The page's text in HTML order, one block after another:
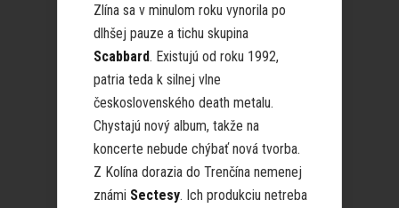
Zlína sa v minulom roku vynorila po
dlhšej pauze a tichu skupina
Scabbard. Existujú od roku 1992,
patria teda k silnej vlne
československého death metalu.
Chystajú nový album, takže na
koncerte nebude chýbať nová tvorba.
Z Kolína dorazia do Trenčína nemenej
známi Sectesy. Ich produkciu netreba